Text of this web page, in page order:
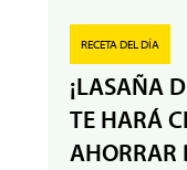
RECETA DEL DÍA
¡LASAÑA
TE HARÁ
AHORRAR